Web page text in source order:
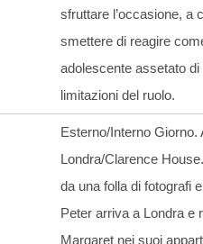
sfruttare l’occasione, a
smettere di reagire
adolescente assetato di
limitazioni del ruolo.
Esterno/Interno Giorno.
Londra/Clarence
da una folla di fotografi
Peter arriva a Londra e
Margaret nei suoi